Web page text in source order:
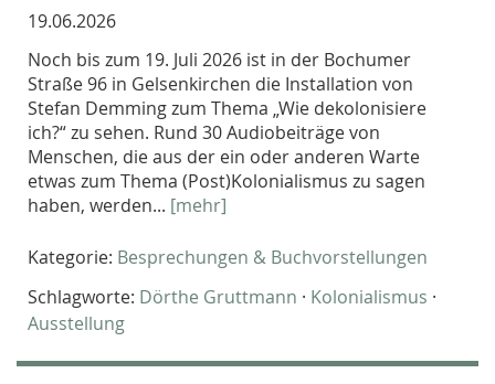
19.06.2026
Noch bis zum 19. Juli 2026 ist in der Bochumer
Straße 96 in Gelsenkirchen die Installation von
Stefan Demming zum Thema „Wie dekolonisiere
ich?“ zu sehen. Rund 30 Audiobeiträge von
Menschen, die aus der ein oder anderen Warte
etwas zum Thema (Post)Kolonialismus zu sagen
haben, werden... [mehr]
Kategorie: Besprechungen & Buchvorstellungen
Schlagworte: Dörthe Gruttmann · Kolonialismus ·
Ausstellung